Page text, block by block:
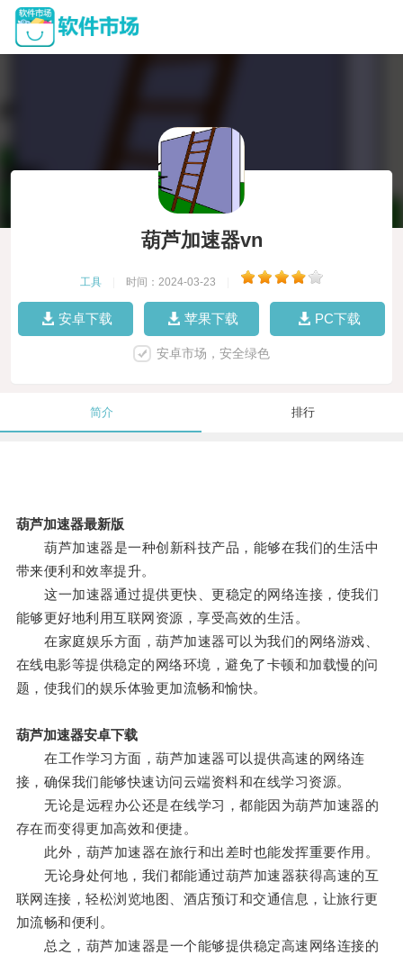
葫芦加速器vn
工具 时间：2024-03-23
安卓下载 苹果下载 PC下载
安卓市场，安全绿色
简介 排行
葫芦加速器最新版
葫芦加速器是一种创新科技产品，能够在我们的生活中
带来便利和效率提升。
这一加速器通过提供更快、更稳定的网络连接，使我们
能够更好地利用互联网资源，享受高效的生活。
在家庭娱乐方面，葫芦加速器可以为我们的网络游戏、
在线电影等提供稳定的网络环境，避免了卡顿和加载慢的问
题，使我们的娱乐体验更加流畅和愉快。
葫芦加速器安卓下载
在工作学习方面，葫芦加速器可以提供高速的网络连
接，确保我们能够快速访问云端资料和在线学习资源。
无论是远程办公还是在线学习，都能因为葫芦加速器的
存在而变得更加高效和便捷。
此外，葫芦加速器在旅行和出差时也能发挥重要作用。
无论身处何地，我们都能通过葫芦加速器获得高速的互
联网连接，轻松浏览地图、酒店预订和交通信息，让旅行更
加流畅和便利。
总之，葫芦加速器是一个能够提供稳定高速网络连接的